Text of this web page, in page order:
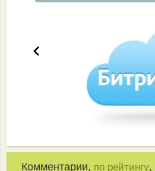
Комментарии, по рейтингу,